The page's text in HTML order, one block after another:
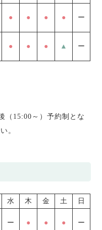
● ● ● ● ー
● ● ● ▲ ー
（15:00～）予約制とな
。
水 木 金 土 日
ー ● ● ● ー